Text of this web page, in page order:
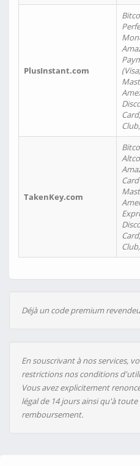
PlusInstant.com
(Visa,
TakenKey.com
Déjà un code premium
En souscrivant à nos services,
restrictions nos conditions
Vous avez explicitement
légal de 14 jours ainsi qu'à
remboursement.